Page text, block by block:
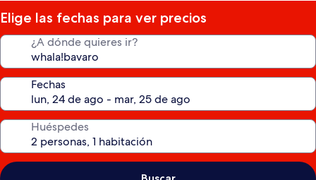
estrellas
Elige las fechas para ver precios
¿A dónde quieres ir?
Fechas
Huéspedes